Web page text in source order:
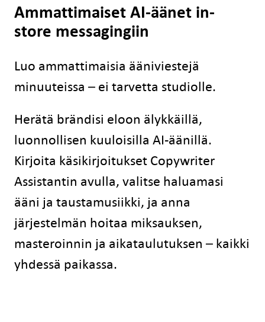
Ammattimaiset AI-äänet in-
store messagingiin
Luo ammattimaisia ääniviestejä
minuuteissa – ei tarvetta studiolle.
Herätä brändisi eloon älykkäillä,
luonnollisen kuuloisilla AI-äänillä.
Kirjoita käsikirjoitukset Copywriter
Assistantin avulla, valitse haluamasi
ääni ja taustamusiikki, ja anna
järjestelmän hoitaa miksauksen,
masteroinnin ja aikataulutuksen – kaikki
yhdessä paikassa.